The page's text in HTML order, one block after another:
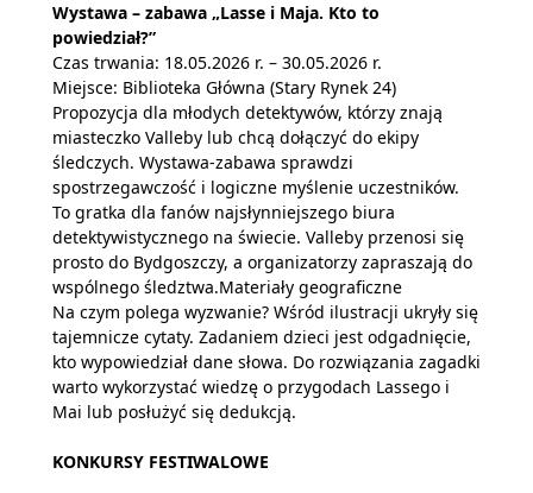
Wystawa – zabawa „Lasse i Maja. Kto to
powiedział?”
Czas trwania: 18.05.2026 r. – 30.05.2026 r.
Miejsce: Biblioteka Główna (Stary Rynek 24)
Propozycja dla młodych detektywów, którzy znają
miasteczko Valleby lub chcą dołączyć do ekipy
śledczych. Wystawa-zabawa sprawdzi
spostrzegawczość i logiczne myślenie uczestników.
To gratka dla fanów najsłynniejszego biura
detektywistycznego na świecie. Valleby przenosi się
prosto do Bydgoszczy, a organizatorzy zapraszają do
wspólnego śledztwa.Materiały geograficzne
Na czym polega wyzwanie? Wśród ilustracji ukryły się
tajemnicze cytaty. Zadaniem dzieci jest odgadnięcie,
kto wypowiedział dane słowa. Do rozwiązania zagadki
warto wykorzystać wiedzę o przygodach Lassego i
Mai lub posłużyć się dedukcją.
KONKURSY FESTIWALOWE